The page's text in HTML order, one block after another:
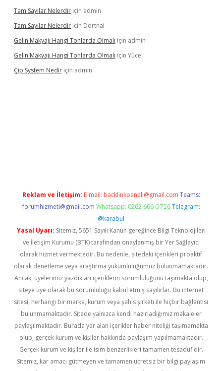
Tam Sayılar Nelerdir için admin
Tam Sayılar Nelerdir için Dörtnal
Gelin Makyajı Hangi Tonlarda Olmalı için admin
Gelin Makyajı Hangi Tonlarda Olmalı için Yüce
Çip System Nedir için admin
Reklam ve İletişim: E-mail: backlinkpaneli@gmail.com Teams:
forumhizmeti@gmail.com Whatsapp: 0262 606 0 726 Telegram:
@karabul
Yasal Uyarı: Sitemiz, 5651 Sayılı Kanun gereğince Bilgi Teknolojileri
ve İletişim Kurumu (BTK) tarafından onaylanmış bir Yer Sağlayıcı
olarak hizmet vermektedir. Bu nedenle, sitedeki içerikleri proaktif
olarak denetleme veya araştırma yükümlülüğümüz bulunmamaktadır.
Ancak, üyelerimiz yazdıkları içeriklerin sorumluluğunu taşımakta olup,
siteye üye olarak bu sorumluluğu kabul etmiş sayılırlar. Bu internet
sitesi, herhangi bir marka, kurum veya şahıs şirketi ile hiçbir bağlantısı
bulunmamaktadır. Sitede yalnızca kendi hazırladığımız makaleler
paylaşılmaktadır. Burada yer alan içerikler haber niteliği taşımamakta
olup, gerçek kurum ve kişiler hakkında paylaşım yapılmamaktadır.
Gerçek kurum ve kişiler ile isim benzerlikleri tamamen tesadüfidir.
Sitemiz, kar amacı gütmeyen ve tamamen ücretsiz bir bilgi paylaşım